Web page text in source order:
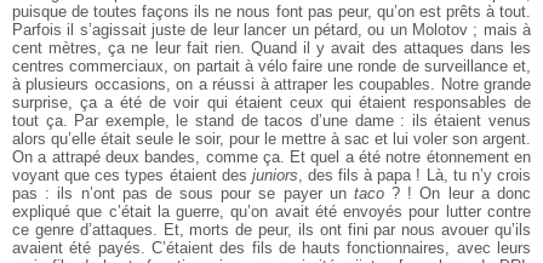
puisque de toutes façons ils ne nous font pas peur, qu’on est prêts à tout.
Parfois il s’agissait juste de leur lancer unpétard, ou un Molotov ; mais à
cent mètres, ça ne leur fait rien. Quand il y avait des attaques dans les
centres commerciaux, on partait à vélo faire une ronde de surveillanceet,
à plusieurs occasions, on a réussi à attraper les coupables. Notre grande
surprise, ça a été de voir qui étaient ceux qui étaient responsables de
tout ça. Par exemple, le stand de tacos d’une dame : ils étaient venus
alors qu’elle était seule le soir, pour le mettre à sac et lui voler son argent.
On a attrapé deux bandes, commeça. Et quel a été notre étonnement en
voyant que ces types étaient des juniors, des fils à papa ! Là, tu n’y crois
pas : ils n’ont pas de sous pour se payer un taco? ! On leur a donc
expliqué que c’était la guerre, qu’on avait été envoyés pour lutter contre
ce genre d’attaques. Et, morts de peur, ils ont fini par nous avouer qu’ils
avaient été payés. C’étaient des fils de hauts fonctionnaires, avec leurs